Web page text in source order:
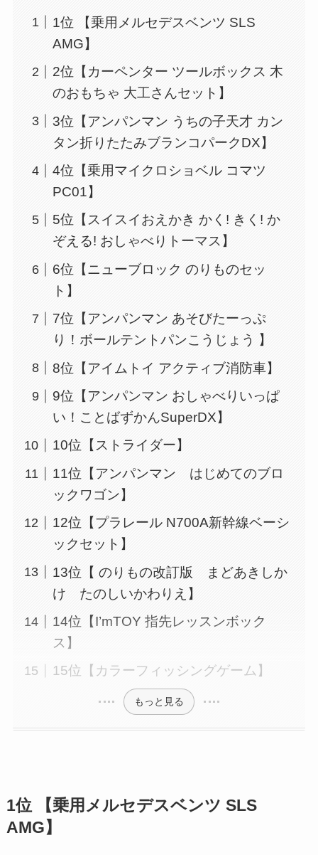
1位 【乗用メルセデスベンツ SLS
AMG】
2位【カーペンター ツールボックス 木
のおもちゃ 大工さんセット】
3位【アンパンマン うちの子天才 カン
タン折りたたみブランコパークDX】
4位【乗用マイクロショベル コマツ
PC01】
5位【スイスイおえかき かく! きく! か
ぞえる! おしゃべりトーマス】
6位【ニューブロック のりものセッ
ト】
7位【アンパンマン あそびたーっぷ
り！ボールテントパンこうじょう 】
8位【アイムトイ アクティブ消防車】
9位【アンパンマン おしゃべりいっぱ
い！ことばずかんSuperDX】
10位【ストライダー】
11位【アンパンマン はじめてのブロ
ックワゴン】
12位【プラレール N700A新幹線ベーシ
ックセット】
13位【 のりもの改訂版 まどあきしか
け たのしいかわりえ】
14位【I’mTOY 指先レッスンボック
ス】
15位【カラーフィッシングゲーム】
もっと見る
1位 【乗用メルセデスベンツ SLS
AMG】